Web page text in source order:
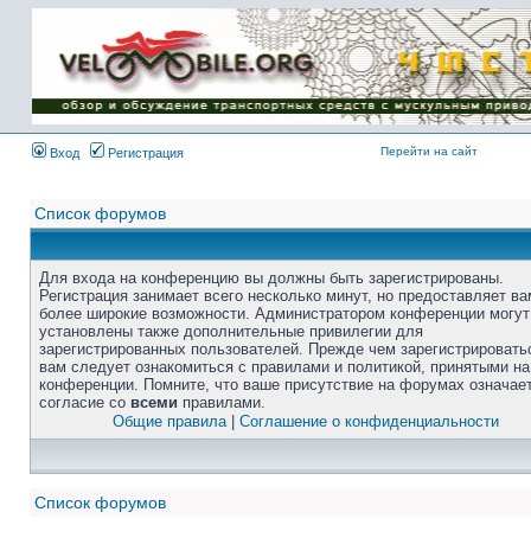
Вход Регистрация Перейти на сайт
Список форумов
Для входа на конференцию вы должны быть зарегистрированы.
Регистрация занимает всего несколько минут, но предоставляет
более широкие возможности. Администратором конференции
установлены также дополнительные привилегии для
зарегистрированных пользователей. Прежде чем
вам следует ознакомиться с правилами и политикой, принятыми на
конференции. Помните, что ваше присутствие на форумах
согласие со всеми правилами.
Общие правила| Соглашение о конфиденциальности
Список форумов